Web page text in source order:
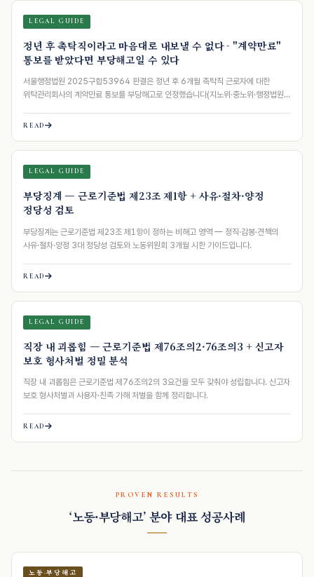
LEGAL GUIDE
정년 후 촉탁직이라고 마음대로 내보낼 수 없다 - "계약만료"
통보를 받았다면 부당해고일 수 있다
서울행정법원 2025구합53964 판결은 정년 후 6개월 촉탁직 근로자에 대한
위탁관리회사의 계약만료 통보를 부당해고로 인정했습니다(지노위·중노위·행정법원
READ
LEGAL GUIDE
부당징계 — 근로기준법 제23조 제1항 + 사유·절차·양정
정당성 검토
부당징계는 근로기준법 제23조 제1항이 정하는 비해고 영역 — 정직·감봉·견책의
사유·절차·양정 3대 정당성 검토와 노동위원회 3개월 시한 가이드입니다.
READ
LEGAL GUIDE
직장 내 괴롭힘 — 근로기준법 제76조의2·76조의3 + 신고자
보호 형사처벌 정밀 분석
직장 내 괴롭힘은 근로기준법 제76조의2의 3요건을 모두 갖춰야 성립합니다. 신고자
보호 형사처벌과 사용자·친족 가해 처벌을 함께 정리합니다.
READ
PROVEN RESULTS
‘노동·부당해고’ 분야 대표 성공사례
노동·부당해고